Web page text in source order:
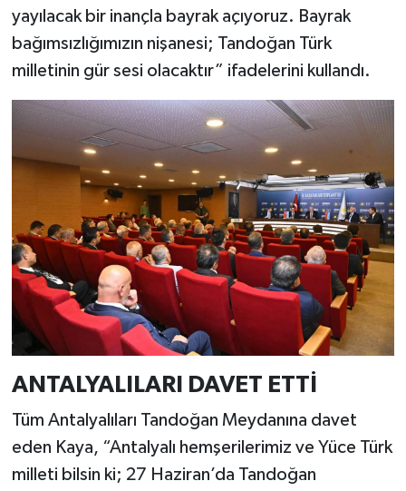
yayılacak bir inançla bayrak açıyoruz. Bayrak
bağımsızlığımızın nişanesi; Tandoğan Türk
milletinin gür sesi olacaktır” ifadelerini kullandı.
ANTALYALILARI DAVET ETTİ
Tüm Antalyalıları Tandoğan Meydanına davet
eden Kaya, “Antalyalı hemşerilerimiz ve Yüce Türk
milleti bilsin ki; 27 Haziran’da Tandoğan